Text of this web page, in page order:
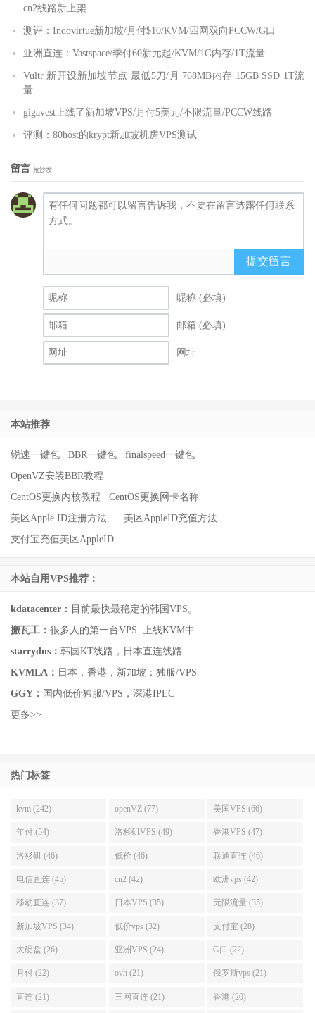
cn2线路新上架
测评：Indovirtue新加坡/月付$10/KVM/四网双向PCCW/G口
亚洲直连：Vastspace/季付60新元起/KVM/1G内存/1T流量
Vultr 新开设新加坡节点 最低5刀/月 768MB内存 15GB SSD 1T流
量
gigavest上线了新加坡VPS/月付5美元/不限流量/PCCW线路
评测：80host的krypt新加坡机房VPS测试
留言 抢沙发
提交留言
昵称 (必填)
邮箱 (必填)
网址
本站推荐
锐速一键包 BBR一键包
finalspeed一键包
OpenVZ安装BBR教程
CentOS更换内核教程
CentOS更换网卡名称
美区Apple ID注册方法
美区AppleID充值方法
支付宝充值美区AppleID
本站自用VPS推荐：
kdatacenter： 目前最快最稳定的韩国VPS。
搬瓦工： 很多人的第一台VPS..上线KVM中
starrydns： 韩国KT线路，日本直连线路
KVMLA： 日本，香港，新加坡：独服/VPS
GGY： 国内低价独服/VPS，深港IPLC
更多>>
热门标签
kvm (242) openVZ (77) 美国VPS (66)
年付 (54) 洛杉矶VPS (49) 香港VPS (47)
洛杉矶 (46) 低价 (46) 联通直连 (46)
电信直连 (45) cn2 (42) 欧洲vps (42)
移动直连 (37) 日本VPS (35) 无限流量 (35)
新加坡VPS (34) 低价vps (32) 支付宝 (28)
大硬盘 (26) 亚洲VPS (24) G口 (22)
月付 (22) ovh (21) 俄罗斯vps (21)
直连 (21) 三网直连 (21) 香港 (20)